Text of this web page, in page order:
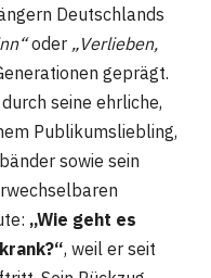
Deutschlands
oder „Verlieben,
geprägt.
seine ehrliche,
Publikumsliebling,
sowie sein
„Wie geht es
, weil er seit